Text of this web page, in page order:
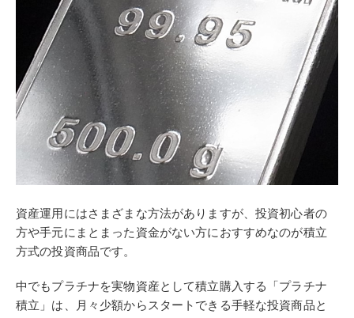
資産運用にはさまざまな方法がありますが、投資初心者の
方や手元にまとまった資金がない方におすすめなのが積立
方式の投資商品です。
中でもプラチナを実物資産として積立購入する「プラチナ
積立」は、月々少額からスタートできる手軽な投資商品と